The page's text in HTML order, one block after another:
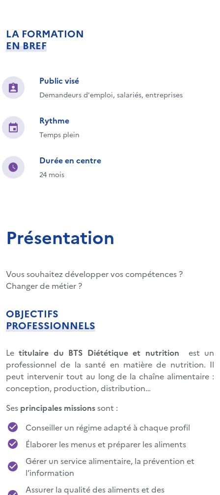
LA FORMATION
EN BREF
Public visé
Demandeurs d'emploi, salariés, entreprises
Rythme
Temps plein
Durée en centre
24 mois
Présentation
Vous souhaitez développer vos compétences ?
Changer de métier ?
OBJECTIFS
PROFESSIONNELS
Le titulaire du BTS Diététique et nutrition est un
professionnel de la santé en matière de nutrition. Il
peut intervenir tout au long de la chaîne alimentaire :
conception, production, distribution…
Ses principales missionssont :
Conseiller un régime adapté à chaque profil
Élaborer les menus et préparer les aliments
Gérer un service alimentaire, la prévention et
l’information
Assurer la qualité des aliments et des